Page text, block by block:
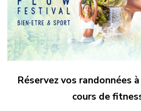
Réservez vos randonnées
cours de